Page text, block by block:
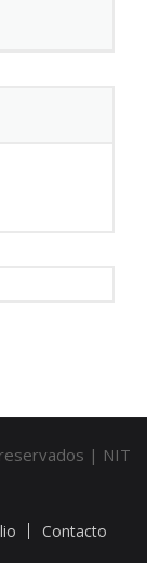
| NIT
Contacto